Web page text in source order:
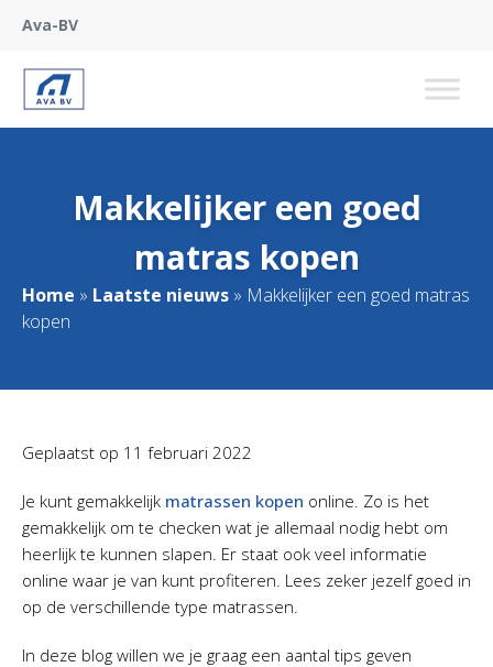
Ava-BV
Makkelijker een goed
matras kopen
Home » Laatste nieuws » Makkelijker een goed matras
kopen
Geplaatst op 11 februari 2022
Je kunt gemakkelijk matrassen kopen online. Zo is het
gemakkelijk om te checken wat je allemaal nodig hebt om
heerlijk te kunnen slapen. Er staat ook veel informatie
online waar je van kunt profiteren. Lees zeker jezelf goed in
op de verschillende type matrassen.
In deze blog willen we je graag een aantal tips geven